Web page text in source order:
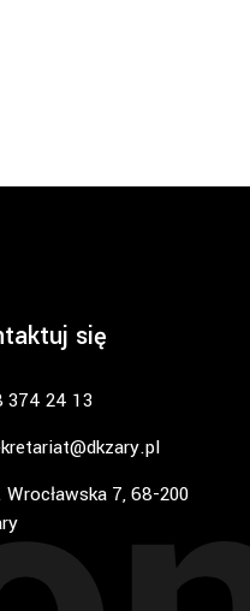
się
374 24 13
Wrocławska 7, 68-200